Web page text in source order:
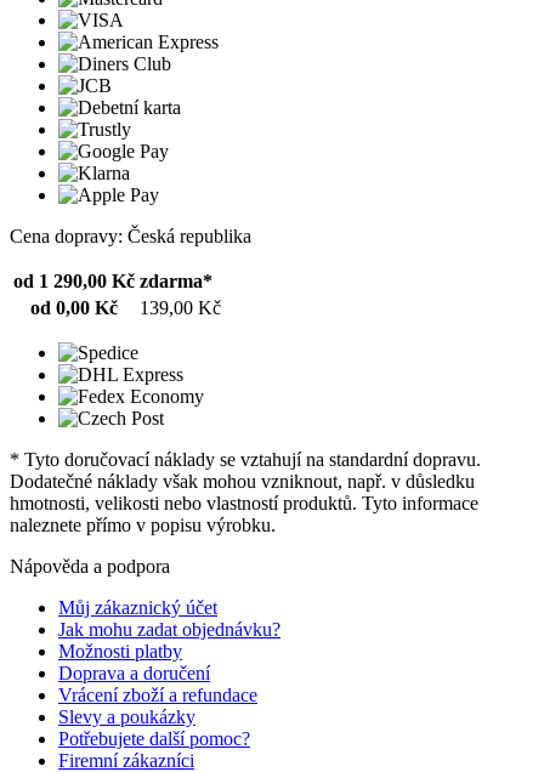
Cena dopravy: Česká republika
od 1 290,00 Kč zdarma*
od 0,00 Kč
139,00 Kč
* Tyto doručovací náklady se vztahují na standardní dopravu.
Dodatečné náklady však mohou vzniknout, např. v důsledku
hmotnosti, velikosti nebo vlastností produktů. Tyto informace
naleznete přímo v popisu výrobku.
Nápověda a podpora
Můj zákaznický účet
Jak mohu zadat objednávku?
Možnosti platby
Doprava a doručení
Vrácení zboží a refundace
Slevy a poukázky
Potřebujete další pomoc?
Firemní zákazníci